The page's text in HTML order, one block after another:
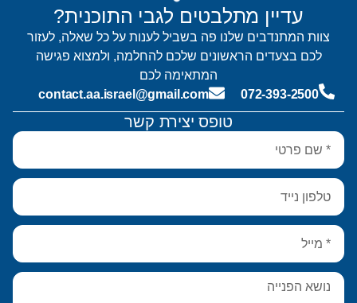
טופס יצירת קשר
עדיין מתלבטים לגבי התוכנית?
צוות המתנדבים שלנו פה בשביל לענות על כל שאלה, לעזור
לכם בצעדים הראשונים שלכם להחלמה, ולמצוא פגישה
המתאימה לכם
072-393-2500
contact.aa.israel@gmail.com